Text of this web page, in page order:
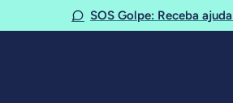
SOS Golpe: Receba